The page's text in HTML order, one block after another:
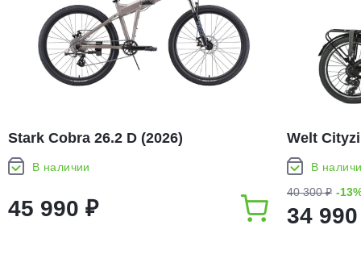
Stark Cobra 26.2 D (2026)
В наличии
45 990 ₽
Welt
В
40 300 ₽ -
34